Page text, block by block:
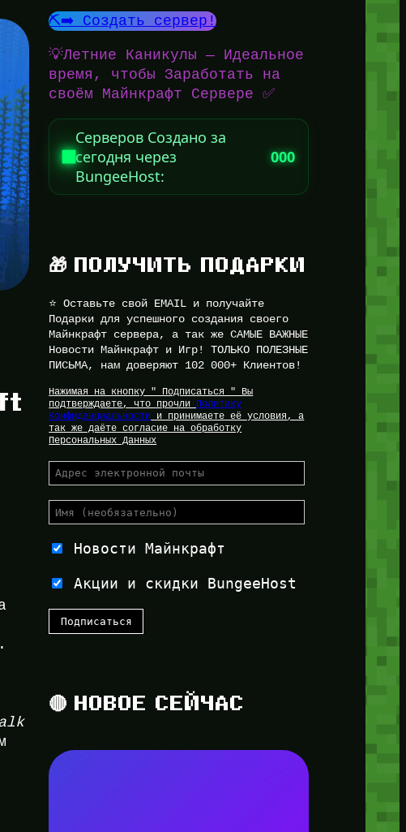
⛏️➡️ Создать сервер!
💡Летние Каникулы — Идеальное
время, чтобы Заработать на
своём Майнкрафт Сервере ✅
Серверов Создано за
сегодня через
BungeeHost:
000
🎁 ПОЛУЧИТЬ ПОДАРКИ
⭐ Оставьте свой EMAIL и получайте
Подарки для успешного создания своего
Майнкрафт сервера, а так же САМЫЕ ВАЖНЫЕ
Новости Майнкрафт и Игр! ТОЛЬКО ПОЛЕЗНЫЕ
ПИСЬМА, нам доверяют 102 000+ Клиентов!
Нажимая на кнопку " Подписаться " Вы
подтверждаете, что прочли Политику
Конфиденциальности и принимаете её условия, а
так же даёте согласие на обработку
Персональных Данных
Новости Майнкрафт
Акции и скидки BungeeHost
🔴 НОВОЕ СЕЙЧАС